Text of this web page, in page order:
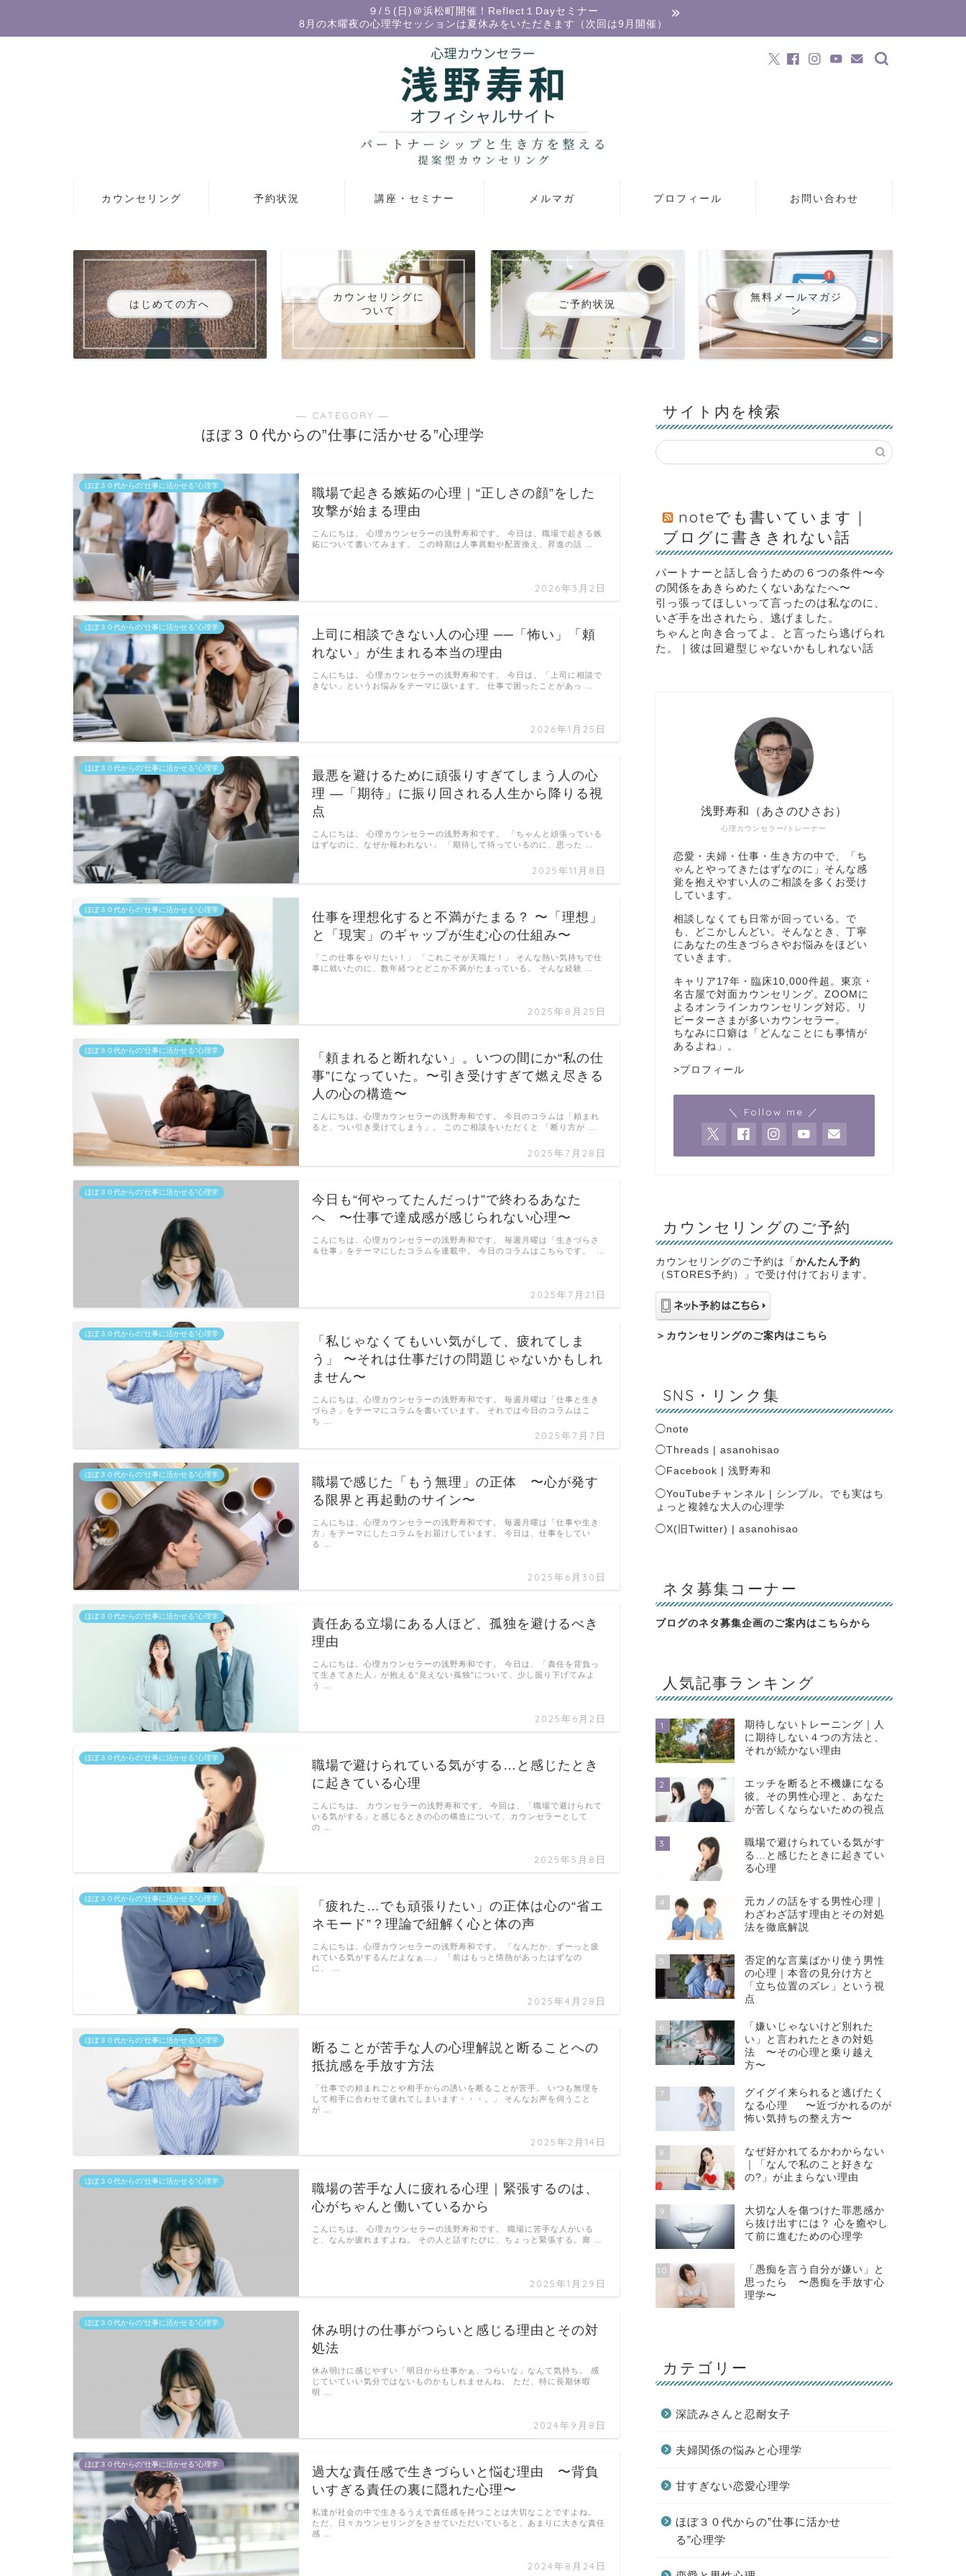
９/５(日)＠浜松町開催！Reflect１Dayセミナー
8月の木曜夜の心理学セッションは夏休みをいただきます（次回は9月開催）
カウンセリング 予約状況 講座・セミナー メルマガ プロフィール お問い合わせ
はじめての方へ
カウンセリングに
ついて
ご予約状況
無料メールマガジ
ン
― CATEGORY ―
ほぼ３０代からの”仕事に活かせる”心理学
ほぼ３０代からの”仕事に活かせる”心理学
職場で起きる嫉妬の心理｜“正しさの顔”をした
攻撃が始まる理由
2026年3月2日
こんにちは。 心理カウンセラーの浅野寿和です。 今日は、職場で起きる嫉
妬について書いてみます。 この時期は人事異動や配置換え、昇進の話 …
ほぼ３０代からの”仕事に活かせる”心理学
上司に相談できない人の心理 ──「怖い」「頼
れない」が生まれる本当の理由
2026年1月25日
こんにちは。 心理カウンセラーの浅野寿和です。 今日は、「上司に相談で
きない」というお悩みをテーマに扱います。 仕事で困ったことがあっ …
ほぼ３０代からの”仕事に活かせる”心理学
最悪を避けるために頑張りすぎてしまう人の心
理 ―「期待」に振り回される人生から降りる視
点
2025年11月8日
こんにちは。 心理カウンセラーの浅野寿和です。 「ちゃんと頑張っている
はずなのに、なぜか報われない」 「期待して待っているのに、思った …
ほぼ３０代からの”仕事に活かせる”心理学
仕事を理想化すると不満がたまる？ 〜「理想」
と「現実」のギャップが生む心の仕組み〜
2025年8月25日
「この仕事をやりたい！」 「これこそが天職だ！」 そんな熱い気持ちで仕
事に就いたのに、数年経つとどこか不満がたまっている。 そんな経験 …
ほぼ３０代からの”仕事に活かせる”心理学
「頼まれると断れない」。いつの間にか“私の仕
事”になっていた。〜引き受けすぎて燃え尽きる
人の心の構造〜
2025年7月28日
こんにちは。心理カウンセラーの浅野寿和です。 今日のコラムは「頼まれ
ると、つい引き受けてしまう」。 このご相談をいただくと 「断り方が …
ほぼ３０代からの”仕事に活かせる”心理学
今日も“何やってたんだっけ”で終わるあなた
へ 〜仕事で達成感が感じられない心理〜
2025年7月21日
こんにちは、心理カウンセラーの浅野寿和です。 毎週月曜は「生きづらさ
＆仕事」をテーマにしたコラムを連載中。 今日のコラムはこちらです。 …
ほぼ３０代からの”仕事に活かせる”心理学
「私じゃなくてもいい気がして、疲れてしま
う」 〜それは仕事だけの問題じゃないかもしれ
ません〜
2025年7月7日
こんにちは、心理カウンセラーの浅野寿和です。 毎週月曜は「仕事と生き
づらさ」をテーマにコラムを書いています。 それでは今日のコラムはこ
ち …
ほぼ３０代からの”仕事に活かせる”心理学
職場で感じた「もう無理」の正体 〜心が発す
る限界と再起動のサイン〜
2025年6月30日
こんにちは、心理カウンセラーの浅野寿和です。 毎週月曜は「仕事や生き
方」をテーマにしたコラムをお届けしています。 今日は、仕事をしてい
る …
ほぼ３０代からの”仕事に活かせる”心理学
責任ある立場にある人ほど、孤独を避けるべき
理由
2025年6月2日
こんにちは。心理カウンセラーの浅野寿和です。 今日は、「責任を背負っ
て生きてきた人」が抱える“見えない孤独”について、少し掘り下げてみよ
う …
ほぼ３０代からの”仕事に活かせる”心理学
職場で避けられている気がする…と感じたとき
に起きている心理
2025年5月8日
こんにちは。 カウンセラーの浅野寿和です。 今回は、「職場で避けられて
いる気がする」と感じるときの心の構造について、カウンセラーとして
の …
ほぼ３０代からの”仕事に活かせる”心理学
「疲れた…でも頑張りたい」の正体は心の“省エ
ネモード”？理論で紐解く心と体の声
2025年4月28日
こんにちは、心理カウンセラーの浅野寿和です。 「なんだか、ずーっと疲
れている気がするんだよなぁ…」 「前はもっと情熱があったはずなの
に、 …
ほぼ３０代からの”仕事に活かせる”心理学
断ることが苦手な人の心理解説と断ることへの
抵抗感を手放す方法
2025年2月14日
「仕事での頼まれごとや相手からの誘いを断ることが苦手。 いつも無理を
して相手に合わせて疲れてしまいます・・・。」 そんなお声を伺うこと
が …
ほぼ３０代からの”仕事に活かせる”心理学
職場の苦手な人に疲れる心理｜緊張するのは、
心がちゃんと働いているから
2025年1月29日
こんにちは。 心理カウンセラーの浅野寿和です。 職場に苦手な人がいる
と、なんか疲れますよね。 その人と話すたびに、ちょっと緊張する。廊 …
ほぼ３０代からの”仕事に活かせる”心理学
休み明けの仕事がつらいと感じる理由とその対
処法
2024年9月8日
休み明けに感じやすい「明日から仕事かぁ、つらいな」なんて気持ち。 感
じていていい気分ではないものかもしれませんね。 ただ、特に長期休暇
明 …
ほぼ３０代からの”仕事に活かせる”心理学
過大な責任感で生きづらいと悩む理由 〜背負
いすぎる責任の裏に隠れた心理〜
2024年8月24日
私達が社会の中で生きるうえで責任感を持つことは大切なことですよね。
ただ、日々カウンセリングをさせていただいていると、あまりに大きな責任
感 …
サイト内を検索
noteでも書いています｜
ブログに書ききれない話
パートナーと話し合うための６つの条件〜今
の関係をあきらめたくないあなたへ〜
引っ張ってほしいって言ったのは私なのに、
いざ手を出されたら、逃げました。
ちゃんと向き合ってよ、と言ったら逃げられ
た。｜彼は回避型じゃないかもしれない話
心理カウンセラー/トレーナー
浅野寿和（あさのひさお）
恋愛・夫婦・仕事・生き方の中で、「ち
ゃんとやってきたはずなのに」そんな感
覚を抱えやすい人のご相談を多くお受け
しています。
相談しなくても日常が回っている。で
も、どこかしんどい。そんなとき、丁寧
にあなたの生きづらさやお悩みをほどい
ていきます。
キャリア17年・臨床10,000件超。東京・
名古屋で対面カウンセリング。ZOOMに
よるオンラインカウンセリング対応。リ
ピーターさまが多いカウンセラー。
ちなみに口癖は「どんなことにも事情が
あるよね」。
>プロフィール
＼ Follow me ／
カウンセリングのご予約
カウンセリングのご予約は「 かんたん予約
（STORES予約）」で受け付けております。
＞ カウンセリングのご案内はこちら
SNS・リンク集
◯note
◯Threads | asanohisao
◯ Facebook | 浅野寿和
◯YouTubeチャンネル | シンプル。でも実はち
ょっと複雑な大人の心理学
◯X(旧Twitter) | asanohisao
ネタ募集コーナー
ブログのネタ募集企画のご案内はこちらから
人気記事ランキング
1
期待しないトレーニング｜人
に期待しない４つの方法と、
それが続かない理由
2
エッチを断ると不機嫌になる
彼。その男性心理と、あなた
が苦しくならないための視点
3
職場で避けられている気がす
る…と感じたときに起きてい
る心理
4
元カノの話をする男性心理｜
わざわざ話す理由とその対処
法を徹底解説
5
否定的な言葉ばかり使う男性
の心理｜本音の見分け方と
「立ち位置のズレ」という視
点
6
「嫌いじゃないけど別れた
い」と言われたときの対処
法 〜その心理と乗り越え
方〜
7
グイグイ来られると逃げたく
なる心理 〜近づかれるのが
怖い気持ちの整え方〜
8
なぜ好かれてるかわからない
｜「なんで私のこと好きな
の?」が止まらない理由
9
大切な人を傷つけた罪悪感か
ら抜け出すには？ 心を癒やし
て前に進むための心理学
10
「愚痴を言う自分が嫌い」と
思ったら 〜愚痴を手放す心
理学〜
カテゴリー
深読みさんと忍耐女子
夫婦関係の悩みと心理学
甘すぎない恋愛心理学
ほぼ３０代からの”仕事に活かせ
る”心理学